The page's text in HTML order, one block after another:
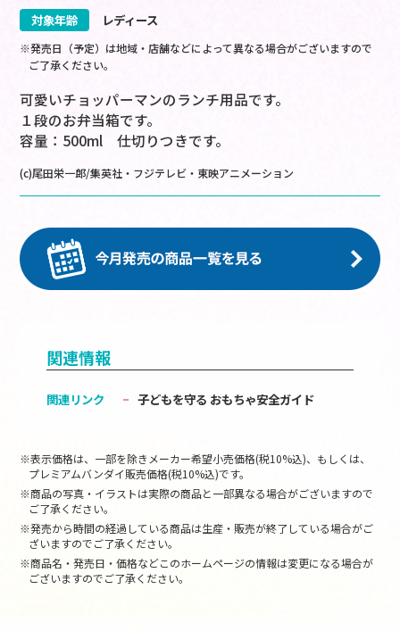
対象年齢
レディース
※発売日（予定）は地域・店舗などによって異なる場合がございますので
ご了承ください。
可愛いチョッパーマンのランチ用品です。
１段のお弁当箱です。
容量：500ml 仕切りつきです。
(c)尾田栄一郎/集英社・フジテレビ・東映アニメーション
関連情報
関連リンク 子どもを守る おもちゃ安全ガイド
※表示価格は、一部を除きメーカー希望小売価格(税10%込)、もしくは、
プレミアムバンダイ販売価格(税10%込)です。
※商品の写真・イラストは実際の商品と一部異なる場合がございますので
ご了承ください。
※発売から時間の経過している商品は生産・販売が終了している場合がご
ざいますのでご了承ください。
※商品名・発売日・価格などこのホームページの情報は変更になる場合が
ございますのでご了承ください。